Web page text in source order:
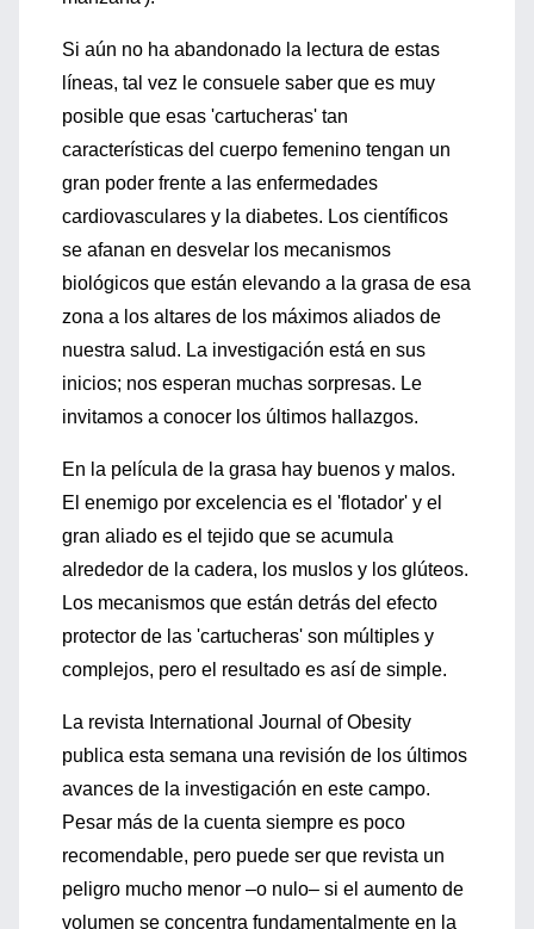
Si aún no ha abandonado la lectura de estas
líneas, tal vez le consuele saber que es muy
posible que esas 'cartucheras' tan
características del cuerpo femenino tengan un
gran poder frente a las enfermedades
cardiovasculares y la diabetes. Los científicos
se afanan en desvelar los mecanismos
biológicos que están elevando a la grasa de esa
zona a los altares de los máximos aliados de
nuestra salud. La investigación está en sus
inicios; nos esperan muchas sorpresas. Le
invitamos a conocer los últimos hallazgos.
En la película de la grasa hay buenos y malos.
El enemigo por excelencia es el 'flotador' y el
gran aliado es el tejido que se acumula
alrededor de la cadera, los muslos y los glúteos.
Los mecanismos que están detrás del efecto
protector de las 'cartucheras' son múltiples y
complejos, pero el resultado es así de simple.
La revista International Journal of Obesity
publica esta semana una revisión de los últimos
avances de la investigación en este campo.
Pesar más de la cuenta siempre es poco
recomendable, pero puede ser que revista un
peligro mucho menor –o nulo– si el aumento de
volumen se concentra fundamentalmente en la